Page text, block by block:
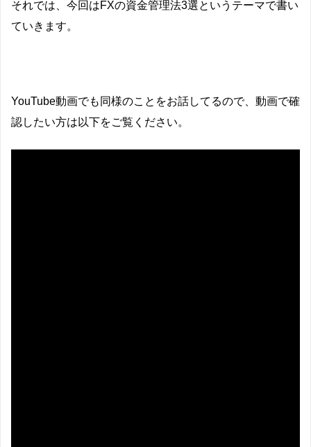
それでは、今回はFXの資金管理法3選というテーマで書い
ていきます。
YouTube動画でも同様のことをお話してるので、動画で確
認したい方は以下をご覧ください。